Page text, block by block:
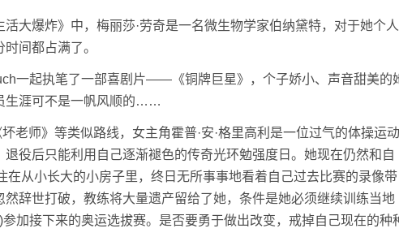
大爆炸》中，梅丽莎·劳奇是一名微生物学家伯纳黛特，对于她个人
间都占满了。
一起执笔了一部喜剧片——《铜牌巨星》，个子娇小、声音甜美的
生涯可不是一帆风顺的……
老师》等类似路线，女主角霍普·安·格里高利是一位过气的体操运动
役后只能利用自己逐渐褪色的传奇光环勉强度日。她现在仍然和自
在从小长大的小房子里，终日无所事事地看着自己过去比赛的录像带
辞世打破，教练将大量遗产留给了她，条件是她必须继续训练当地
参加接下来的奥运选拔赛。是否要勇于做出改变，戒掉自己现在的种